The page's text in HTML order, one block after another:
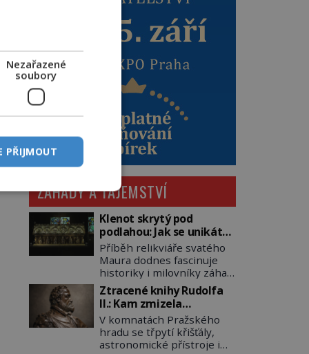
ZÁHADY A TAJEMSTVÍ
Klenot skrytý pod
podlahou: Jak se unikátní
románský poklad dostal
do zapadlého Bečova?
Příběh relikviáře svatého
Maura dodnes fascinuje
historiky i milovníky záhad
po celém světě. Tato
románská zlatnická
památka ze 13. století je
po českých korunovačních
klenotech druhým
nejcennějším movitým
Ztracené knihy Rudolfa
II.: Kam zmizela
nejzáhadnější knihovna
Evropy?
V komnatách Pražského
hradu se třpytí křišťály,
astronomické přístroje i
Nezařazené
soubory
PŘIJMOUT